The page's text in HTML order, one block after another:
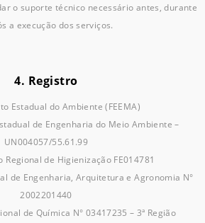
o suporte técnico necessário antes, durante
a execução dos serviços.
4. Registro
Estadual do Ambiente (FEEMA)
de Engenharia do Meio Ambiente –
UN004057/55.61.99
Regional de Higienização FE014781
de Engenharia, Arquitetura e Agronomia N°
2002201440
de Química N° 03417235 – 3ª Região